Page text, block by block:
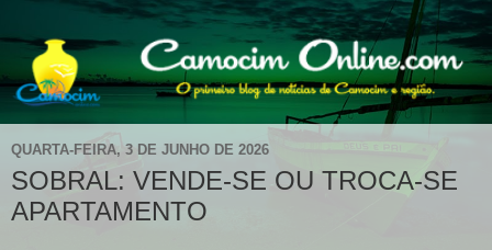
QUARTA-FEIRA, 3 DE JUNHO DE 2026
SOBRAL: VENDE-SE OU TROCA-SE
APARTAMENTO